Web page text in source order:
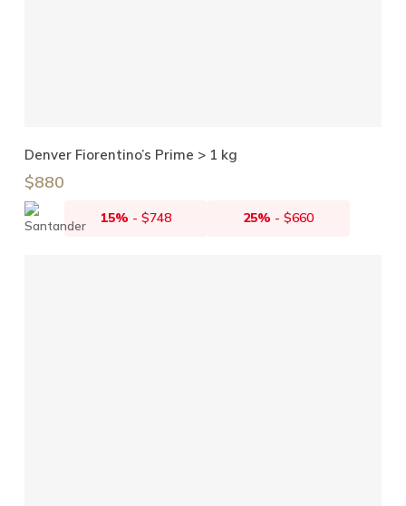
Leer Más
Denver Fiorentino’s Prime > 1 kg
$880
15% - $748 25% -$660